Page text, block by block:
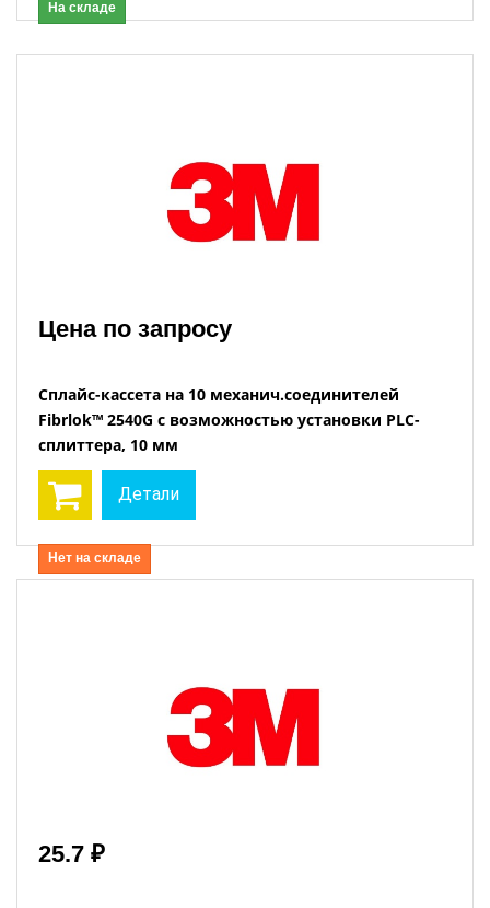
На складе
Цена по запросу
Сплайс-кассета на 10 механич.соединителей
Fibrlok™ 2540G с возможностью установки PLC-
сплиттера, 10 мм
Детали
Нет на складе
25.7 ₽